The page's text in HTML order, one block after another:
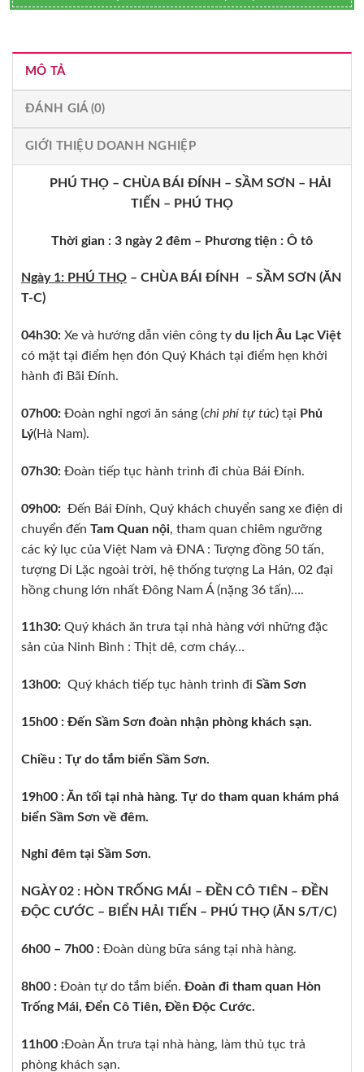
MÔ TẢ
ĐÁNH GIÁ (0)
GIỚI THIỆU DOANH NGHIỆP
PHÚ THỌ – CHÙA BÁI ĐÍNH – SẦM SƠN – HẢI
TIẾN – PHÚ THỌ
Thời gian : 3 ngày 2 đêm – Phương tiện : Ô tô
Ngày 1: PHÚ THỌ – CHÙA BÁI ĐÍNH – SẦM SƠN (ĂN
T-C)
04h30: Xe và hướng dẫn viên công ty du lịch Âu Lạc Việt
có mặt tại điểm hẹn đón Quý Khách tại điểm hẹn khởi
hành đi Bãi Đính.
07h00: Đoàn nghỉ ngơi ăn sáng (chi phí tự túc) tại Phủ
Lý(Hà Nam).
07h30: Đoàn tiếp tục hành trình đi chùa Bái Đính.
09h00: Đến Bái Đính, Quý khách chuyển sang xe điện di
chuyển đến Tam Quan nội, tham quan chiêm ngưỡng
các kỷ lục của Việt Nam và ĐNA : Tượng đồng 50 tấn,
tượng Di Lặc ngoài trời, hệ thống tượng La Hán, 02 đại
hồng chung lớn nhất Đông Nam Á (nặng 36 tấn)….
11h30: Quý khách ăn trưa tại nhà hàng với những đặc
sản của Ninh Bình : Thịt dê, cơm cháy…
13h00: Quý khách tiếp tục hành trình đi Sầm Sơn
15h00 : Đến Sầm Sơn đoàn nhận phòng khách sạn.
Chiều : Tự do tắm biển Sầm Sơn.
19h00 :Ăn tối tại nhà hàng. Tự do tham quan khám phá
biển Sầm Sơn về đêm.
Nghỉ đêm tại Sầm Sơn.
NGÀY 02 : HÒN TRỐNG MÁI – ĐỀN CÔ TIÊN – ĐỀN
ĐỘC CƯỚC – BIỂN HẢI TIẾN – PHÚ THỌ (ĂN S/T/C)
6h00 – 7h00 : Đoàn dùng bữa sáng tại nhà hàng.
8h00 : Đoàn tự do tắm biển. Đoàn đi tham quan Hòn
Trống Mái, Đển Cô Tiên, Đền Độc Cước.
11h00 :Đoàn Ăn trưa tại nhà hàng, làm thủ tục trả
phòng khách sạn.